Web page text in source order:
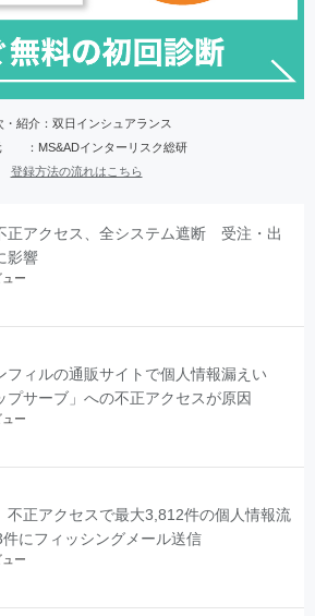
・紹介：双日インシュアランス
：MS&ADインターリスク総研
登録方法の流れはこちら
正アクセス、全システム遮断 受注・出
影響
ー
フィルの通販サイトで個人情報漏えい
プサーブ」への不正アクセスが原因
ー
不正アクセスで最大3,812件の個人情報流
にフィッシングメール送信
ー